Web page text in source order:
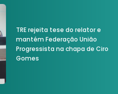
TRE rejeita tese do relator e
mantém Federação União
Progressista na chapa de Ciro
Gomes